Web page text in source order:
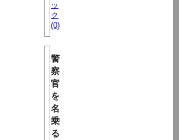
ッ
ク
(0)
警
察
官
を
名
乗
る